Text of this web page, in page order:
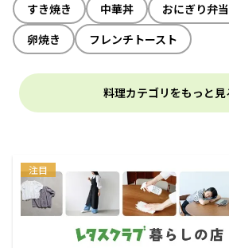
すき焼き
中華丼 おにぎり弁当
卵焼き
フレンチトースト
料理カテゴリをもっと見
注目